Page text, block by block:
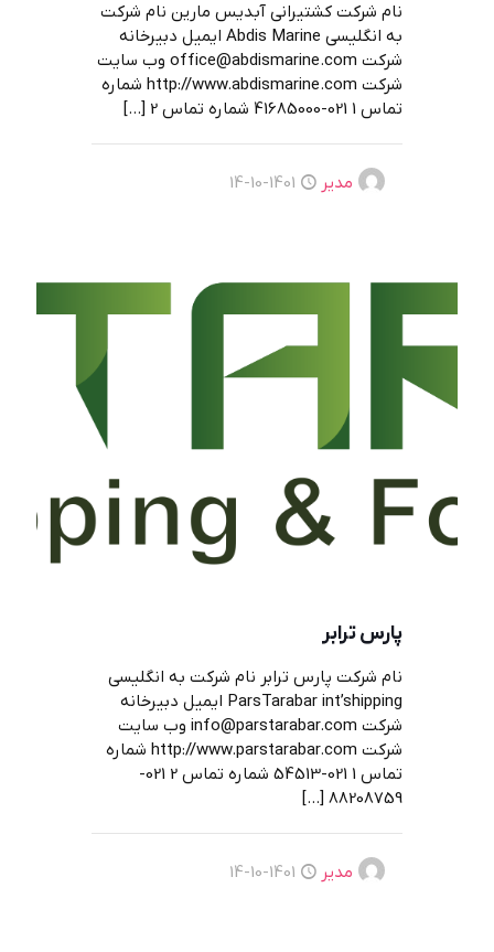
نام شرکت کشتیرانی آبدیس مارین نام شرکت
به انگلیسی Abdis Marine ایمیل دبیرخانه
شرکت office@abdismarine.com وب سایت
شرکت http://www.abdismarine.com شماره
تماس 1 021-41685000 شماره تماس 2
[…]
مدیر 1401-10-14
پارس ترابر
نام شرکت پارس ترابر نام شرکت به انگلیسی
ParsTarabar int’shipping ایمیل دبیرخانه
شرکت info@parstarabar.com وب سایت
شرکت http://www.parstarabar.com شماره
تماس 1 021-54513 شماره تماس 2 021-
88208759
[…]
مدیر 1401-10-14